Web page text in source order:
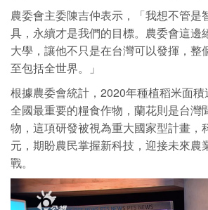
農委會主委陳吉仲表示，「我想不管是
具，永續才是我們的目標。農委會這邊
大學，讓他不只是在台灣可以發揮，整
至包括全世界。」
根據農委會統計，2020年種植稻米面
全國最重要的糧食作物，蘭花則是台灣
物，這項研發被視為重大國家型計畫，
元，期盼農民掌握新科技，迎接未來農
戰。